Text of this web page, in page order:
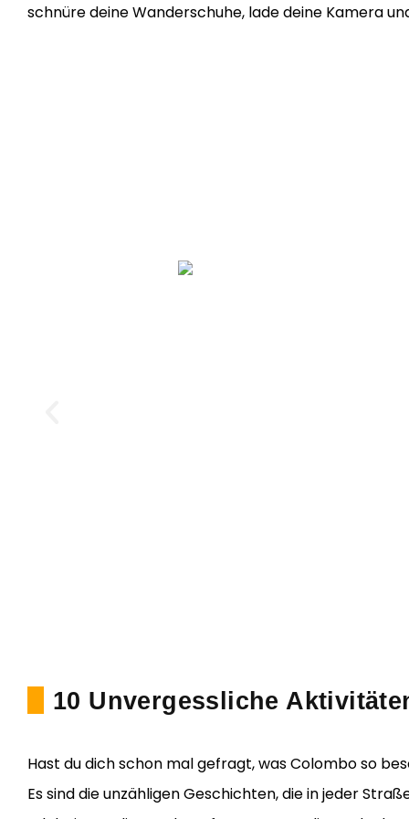
schnüre deine Wanderschuhe, lade deine Kamera
10 Unvergessliche
Hast du dich schon mal gefragt, was Colombo so
Es sind die unzähligen Geschichten, die in jeder